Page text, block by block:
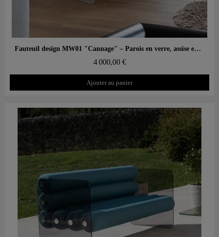
Aperçu rapide Fauteuil design MW01 "Cannage" – Parois en verre, assise en mousse
4 000,00 €
Ajouter au panier